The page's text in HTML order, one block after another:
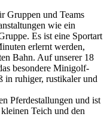
Gruppen und Teams
wie ein
Es ist eine Sportart
erlernt werden,
Bahn. Auf unserer 18
besondere Minigolf-
in ruhiger, rustikaler und
Pferdestallungen und ist
Teich und den